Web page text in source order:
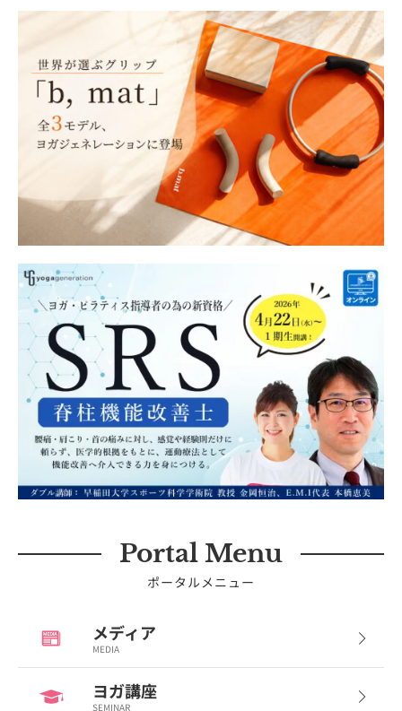
Portal Menu
ポータルメニュー
メディア
MEDIA
ヨガ講座
SEMINAR